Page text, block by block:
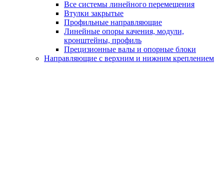
Все системы линейного перемещения
Втулки закрытые
Профильные направляющие
Линейные опоры качения, модули,
кронштейны, профиль
Прецизионные валы и опорные блоки
Направляющие с верхним и нижним креплением